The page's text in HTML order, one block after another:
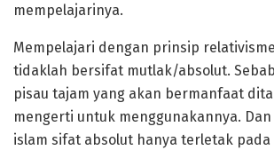
mempelajarinya.
Mempelajari dengan prinsip
tidaklah bersifat mutlak/absolut.
pisau tajam yang akan bermanfaat
mengerti untuk menggunakannya.
islam sifat absolut hanya terletak pada